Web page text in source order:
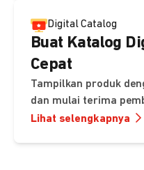
Digital Catalog
Buat Katalog
Cepat
Tampilkan produk
dan mulai terima
Lihat selengkapnya